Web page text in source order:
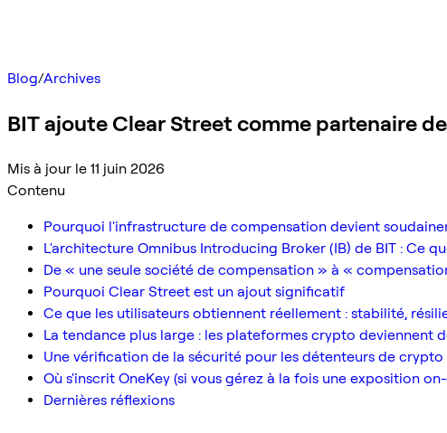
Blog/Archives
BIT ajoute Clear Street comme partenaire
Mis à jour le 11 juin 2026
Contenu
Pourquoi l'infrastructure de compensation devient
L'architecture Omnibus Introducing Broker (IB) de BIT : Ce
De « une seule société de compensation » à «
Pourquoi Clear Street est un ajout significatif
Ce que les utilisateurs obtiennent réellement : stabilité,
La tendance plus large : les plateformes crypto deviennent
Une vérification de la sécurité pour les détenteurs de
Où s'inscrit OneKey (si vous gérez à la fois une exposition
Dernières réflexions